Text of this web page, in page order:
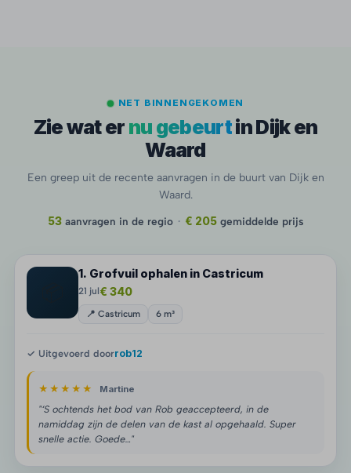
NET BINNENGEKOMEN
Zie wat er nu gebeurtin Dijk en
Waard
Een greep uit de recente aanvragen in de buurt van Dijk en
Waard.
53aanvragen in de regio · € 205gemiddelde prijs
1. Grofvuil ophalen in Castricum
21 jul€ 340
📍 Castricum 6 m³
✓ Uitgevoerd doorrob12
★★★★★ Martine
"‘S ochtends het bod van Rob geaccepteerd, in de
namiddag zijn de delen van de kast al opgehaald. Super
snelle actie. Goede…"